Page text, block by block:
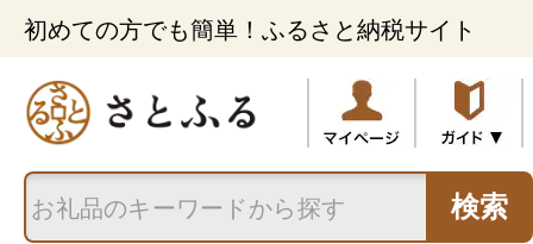
初めての方でも簡単！ふるさと納税サイト
検索